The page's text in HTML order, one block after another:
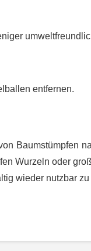
entfernen.
Baumstümpfen
Wurzeln oder
wieder nutzbar zu